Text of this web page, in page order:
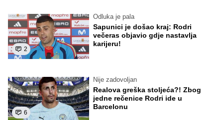
2
Odluka je pala
Sapunici je došao kraj: Rodri
večeras objavio gdje nastavlja
karijeru!
6
Nije zadovoljan
Realova greška stoljeća?! Zbog
jedne rečenice Rodri ide u
Barcelonu